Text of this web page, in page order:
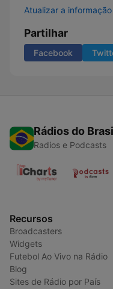
Atualizar a
Partilhar
Facebook
Rádios do
Radios e Podcasts
Recursos
Broadcasters
Widgets
Futebol Ao Vivo na Rádio
Blog
Sites de Rádio por País